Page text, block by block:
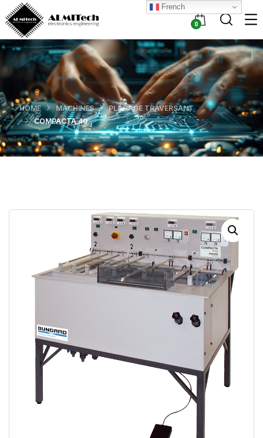
0
HOME MACHINES
PLACAGE TRAVERSANT
COMPACTA 40
French